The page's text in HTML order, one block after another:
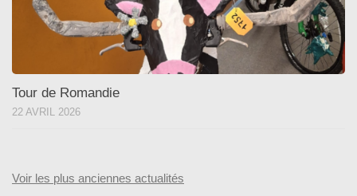
Tour de Romandie
22 AVRIL 2026
Voir les plus anciennes actualités